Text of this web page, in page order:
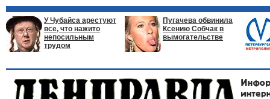
У Чубайса арестуют
все, что нажито
непосильным
трудом
Пугачева обвинила
Ксению Собчак в
вымогательстве